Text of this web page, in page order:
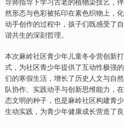
然形态与色彩被拓印在素色织物上，
动手创作的过程中，孩子们既感受了
谐共生的深刻哲理。
本次麻岭社区青少年儿童冬令营创新
式，为社区青少年提供了互动性极强
们的寒假生活，增长了历史人文与自
队协作、实践动手与创新思维能力，
态文明的种子，也是麻岭社区构建青
生动实践，为青少年健康成长营造了良